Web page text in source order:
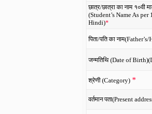
छात्र/छात्रा का नाम १०वी
(Student’s Name As
Hindi)*
पिता/पति का नाम(Father’s/
जन्मतिथि (Date of
श्रेणी (Category) *
वर्तमान पता(Present